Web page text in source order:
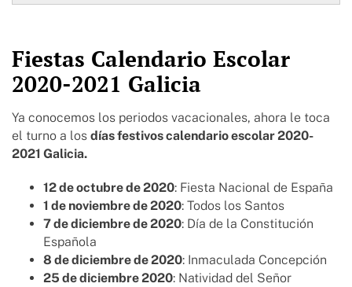
Fiestas Calendario Escolar
2020-2021 Galicia
Ya conocemos los periodos vacacionales, ahora le toca
el turno a los días festivos calendario escolar 2020-
2021 Galicia.
12 de octubre de 2020: Fiesta Nacional de España
1 de noviembre de 2020: Todos los Santos
7 de diciembre de 2020: Día de la Constitución
Española
8 de diciembre de 2020: Inmaculada Concepción
25 de diciembre 2020: Natividad del Señor